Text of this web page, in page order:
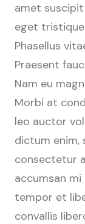
amet
eget
Phasellus
Praesent
Nam eu
Morbi at
leo auctor
dictum enim,
consectetur
accumsan
tempor et
convallis